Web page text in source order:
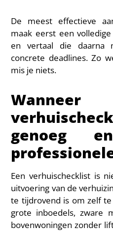
De meest effectieve
maak eerst een
en vertaal die daarna
concrete deadlines. Zo
mis je niets.
genoeg
Een verhuischecklist is
uitvoering van de
te tijdrovend is om zelf
grote inboedels, zware
bovenwoningen zonder